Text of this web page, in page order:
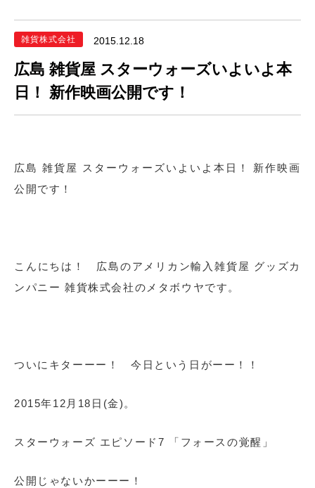
雑貨株式会社 2015.12.18
広島 雑貨屋 スターウォーズいよいよ本
日！ 新作映画公開です！
広島 雑貨屋 スターウォーズいよいよ本日！ 新作映画
公開です！
こんにちは！ 広島のアメリカン輸入雑貨屋 グッズカ
ンパニー 雑貨株式会社のメタボウヤです。
ついにキターーー！ 今日という日がーー！！
2015年12月18日(金)。
スターウォーズ エピソード7 「フォースの覚醒」
公開じゃないかーーー！